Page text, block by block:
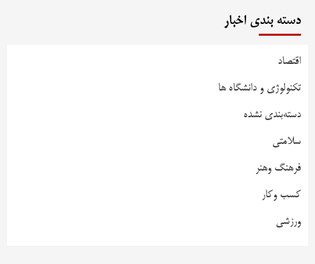
دسته بندی اخبار
اقتصاد
تکنولوژی و دانشگاه ها
دسته‌بندی نشده
سلامتی
فرهنگ وهنر
کسب وکار
ورزشی